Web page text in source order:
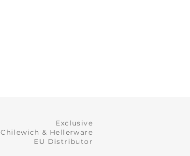
Exclusive
Chilewich & Hellerware
EU Distributor